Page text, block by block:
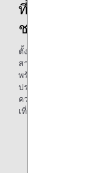
ที่มาพร้อมเหล่
ชมได้บนเครื่อ
ตั้งแต่วันที่ 1 ธันวาคม
สาธิตความปลอดภัยบนเ
พร้อมเหล่าโปเกมอนได้
ประเทศ* ที่ดำเนินการโ
ความสุขสุดพิเศษมาสู่กา
เที่ยวบินของท่านพิเศษที่สุ
ลวดลายพิเศษ